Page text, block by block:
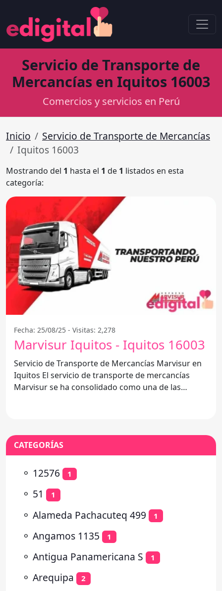
Servicio de Transporte de
Mercancías en Iquitos 16003
Comercios y servicios en Perú
Inicio
Servicio de Transporte de Mercancías
Iquitos 16003
Mostrando del 1 hasta el 1 de 1 listados en esta
categoría:
Fecha: 25/08/25 - Visitas: 2,278
Marvisur Iquitos - Iquitos 16003
Servicio de Transporte de Mercancías Marvisur en
Iquitos El servicio de transporte de mercancías
Marvisur se ha consolidado como una de las
CATEGORÍAS
⚬ 12576 1
⚬ 51 1
⚬ Alameda Pachacuteq 499 1
⚬ Angamos 1135 1
⚬ Antigua Panamericana S 1
⚬ Arequipa 2